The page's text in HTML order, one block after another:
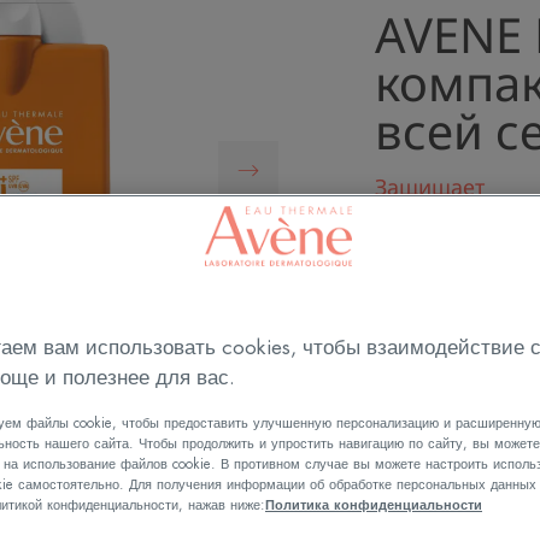
всей
Защищает
Очень
лица и тела,
Подходит
Компактный
вам использовать cookies, чтобы взаимодействие
и полезнее для вас.
файлы cookie, чтобы предоставить улучшенную персонализацию и
нашего сайта. Чтобы продолжить и упростить навигацию по сайту, вы
на использование файлов cookie. В противном случае вы можете настроить
самостоятельно. Для получения информации об обработке персональных данных
конфиденциальности, нажав ниже: Политика конфиденциальности